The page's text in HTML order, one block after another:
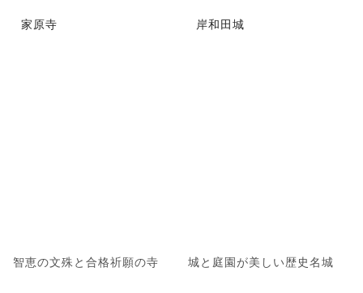
家原寺
智恵の文殊と合格祈願の寺
岸和田城
城と庭園が美しい歴史名城